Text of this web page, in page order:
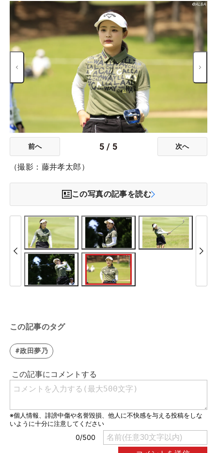
前へ 5 / 5 次へ
（撮影：藤井孝太郎）
この写真の記事を読む
この記事のタグ
#政田夢乃